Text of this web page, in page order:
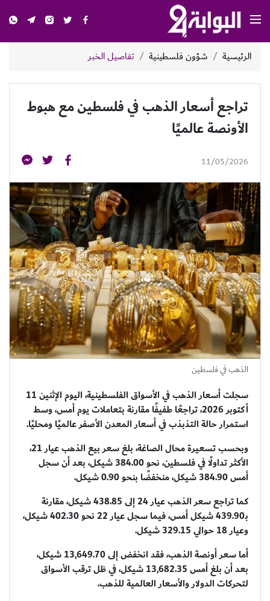
الرئيسية شؤون فلسطينية تفاصيل الخبر
تراجع أسعار الذهب في فلسطين مع هبوط
الأونصة عالميًا
11/05/2026
الذهب في فلسطين
سجلت أسعار الذهب في الأسواق الفلسطينية، اليوم الإثنين 11
أكتوبر 2026، تراجعًا طفيفًا مقارنة بتعاملات يوم أمس، وسط
استمرار حالة التذبذب في أسعار المعدن الأصفر عالميًا ومحليًا.
وبحسب تسعيرة محال الصاغة، بلغ سعر بيع الذهب عيار 21،
الأكثر تداولًا في فلسطين، نحو 384.00 شيكل، بعد أن سجل
أمس 384.90 شيكل، منخفضًا بنحو 0.90 شيكل.
كما تراجع سعر الذهب عيار 24 إلى 438.85 شيكل، مقارنة
بـ439.90 شيكل أمس، فيما سجل عيار 22 نحو 402.30 شيكل،
وعيار 18 حوالي 329.15 شيكل.
أما سعر أونصة الذهب، فقد انخفض إلى 13,649.70 شيكل،
بعد أن بلغ أمس 13,682.35 شيكل، في ظل ترقب الأسواق
لتحركات الدولار والأسعار العالمية للذهب.